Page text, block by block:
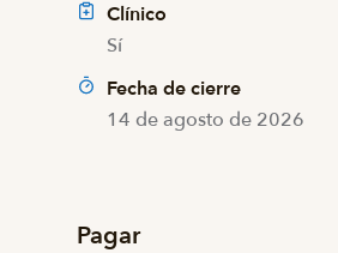
Clínico
Sí
Fecha de cierre
14 de agosto de 2026
Pagar